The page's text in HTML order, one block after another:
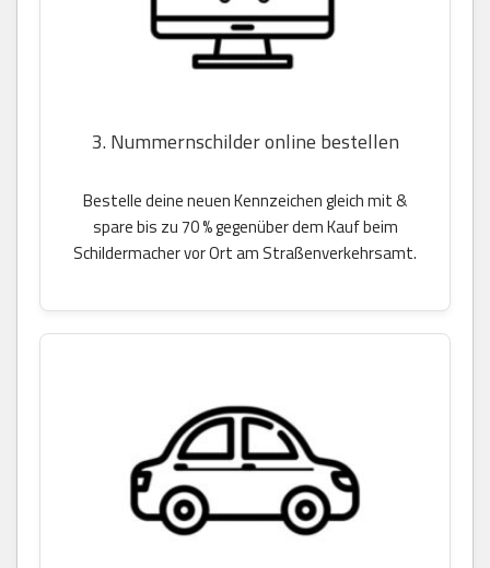
3. Nummernschilder online bestellen
Bestelle deine neuen Kennzeichen gleich mit &
spare bis zu 70 % gegenüber dem Kauf beim
Schildermacher vor Ort am Straßenverkehrsamt.